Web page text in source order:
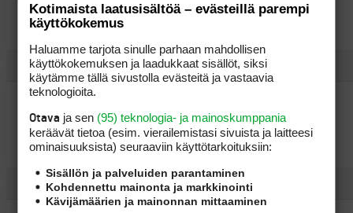
Saksalankatu 4-6, 15100, Lahti
010 - 422 2311
Hämeenkatu 3, 15110, Lahti
044 - 519 0458
Kotimaista laatusisältöä – evästeillä parempi
käyttökokemus
Haluamme tarjota sinulle parhaan mahdollisen
käyttökokemuksen ja laadukkaat sisällöt, siksi
käytämme tällä sivustolla evästeitä ja vastaavia
teknologioita.
Otava ja sen (95) teknologia- ja mainoskumppania
keräävät tietoa (esim. vierailemis­tasi sivuista ja laitteesi
ominaisuuk­sista) seuraaviin käyttötarkoituksiin:
Sisällön ja palveluiden parantaminen
Kohdennettu mainonta ja markkinointi
Kävijämäärien ja mainonnan mittaaminen